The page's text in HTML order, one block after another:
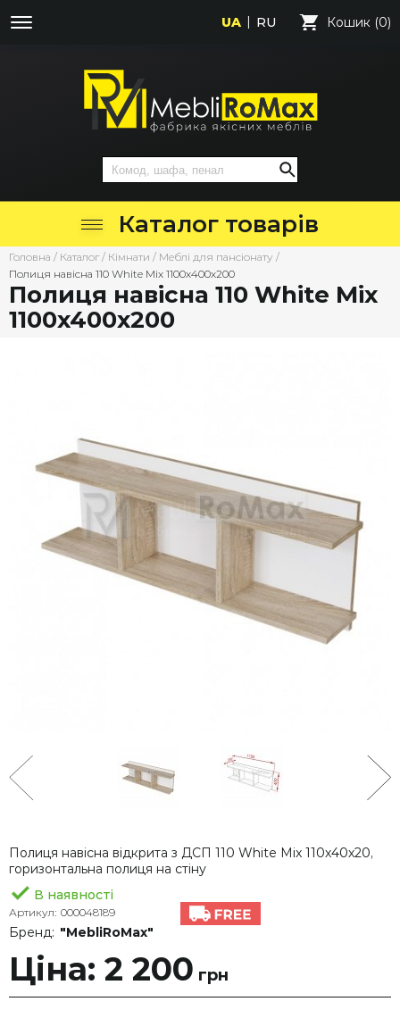
UA RU Кошик (0)
Каталог товарів
Головна / Каталог / Кімнати / Меблі для пансіонату /
Полиця навісна 110 White Mix 1100х400х200
Полиця навісна 110 White Mix
1100х400х200
Полиця навісна відкрита з ДСП 110 White Mix 110х40х20,
горизонтальна полиця на стіну
В наявності
Артикул: 000048189
Бренд: "MebliRoMax"
Ціна: 2 200 грн